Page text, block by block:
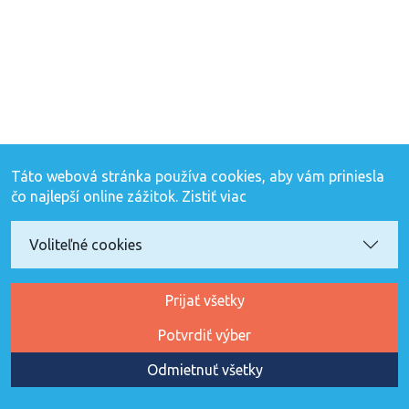
Táto webová stránka používa cookies, aby vám priniesla
čo najlepší online zážitok. Zistiť viac
Voliteľné cookies
Prijať všetky
Potvrdiť výber
Odmietnuť všetky